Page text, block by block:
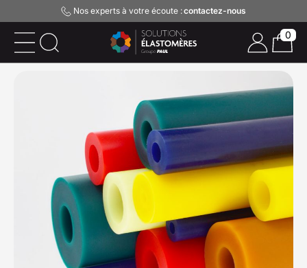
Nos experts à votre écoute :contactez-nous
0